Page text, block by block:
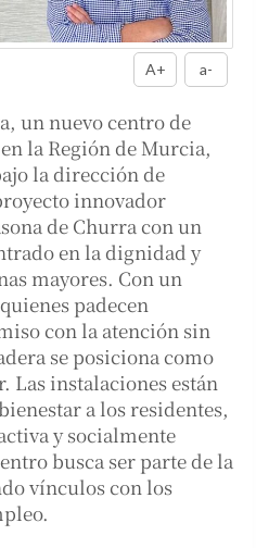
A+ a-
un nuevo centro de
la Región de Murcia,
la dirección de
innovador
de Churra con un
en la dignidad y
mayores. Con un
padecen
con la atención sin
se posiciona como
Las instalaciones están
a los residentes,
y socialmente
busca ser parte de la
vínculos con los